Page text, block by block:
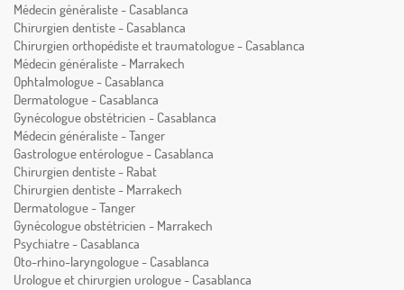
Médecin généraliste - Casablanca
Chirurgien dentiste - Casablanca
Chirurgien orthopédiste et traumatologue - Casablanca
Médecin généraliste - Marrakech
Ophtalmologue - Casablanca
Dermatologue - Casablanca
Gynécologue obstétricien - Casablanca
Médecin généraliste - Tanger
Gastrologue entérologue - Casablanca
Chirurgien dentiste - Rabat
Chirurgien dentiste - Marrakech
Dermatologue - Tanger
Gynécologue obstétricien - Marrakech
Psychiatre - Casablanca
Oto-rhino-laryngologue - Casablanca
Urologue et chirurgien urologue - Casablanca